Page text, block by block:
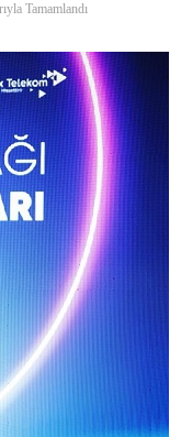
Tamamlandı